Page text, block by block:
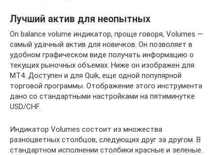
Лучший актив для неопытных
On balance volume индикатор, проще говоря, Volumes —
самый удачный актив для новичков. Он позволяет в
удобном графическом виде получать информацию о
текущих рыночных объемах. Ниже он изображен для
MT4. Доступен и для Quik, еще одной популярной
торговой программы. Отображение этого инструмента
дано со стандартными настройками на пятиминутке
USD/CHF.
Индикатор Volumes состоит из множества
разноцветных столбцов, следующих друг за другом. В
стандартном исполнении столбики красные и зеленые.